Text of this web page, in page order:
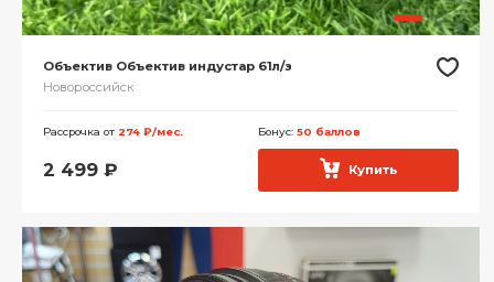
Объектив Объектив индустар 61л/з
Новороссийск
Рассрочка от 274 ₽/мес. Бонус: 50 баллов
2 499 ₽ Купить